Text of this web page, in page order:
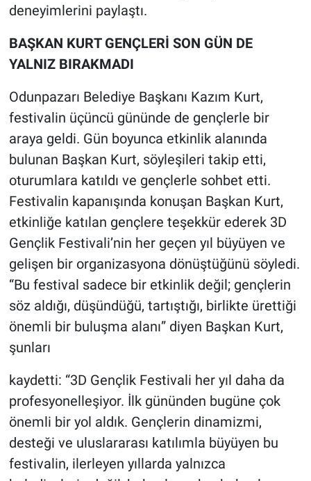
deneyimlerini paylaştı.
BAŞKAN KURT GENÇLERİ SON GÜN DE
YALNIZ BIRAKMADI
Odunpazarı Belediye Başkanı Kazım Kurt,
festivalin üçüncü gününde de gençlerle bir
araya geldi. Gün boyunca etkinlik alanında
bulunan Başkan Kurt, söyleşileri takip etti,
oturumlara katıldı ve gençlerle sohbet etti.
Festivalin kapanışında konuşan Başkan Kurt,
etkinliğe katılan gençlere teşekkür ederek 3D
Gençlik Festivali’nin her geçen yıl büyüyen ve
gelişen bir organizasyona dönüştüğünü söyledi.
“Bu festival sadece bir etkinlik değil; gençlerin
söz aldığı, düşündüğü, tartıştığı, birlikte ürettiği
önemli bir buluşma alanı” diyen Başkan Kurt,
şunları
kaydetti: “3D Gençlik Festivali her yıl daha da
profesyonelleşiyor. İlk gününden bugüne çok
önemli bir yol aldık. Gençlerin dinamizmi,
desteği ve uluslararası katılımla büyüyen bu
festivalin, ilerleyen yıllarda yalnızca